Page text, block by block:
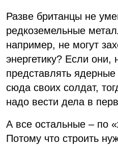
Разве британцы не
редкоземельные
например, не могут
энергетику? Если они,
представлять
сюда своих солдат,
надо вести дела в
А все остальные – по
Потому что строить